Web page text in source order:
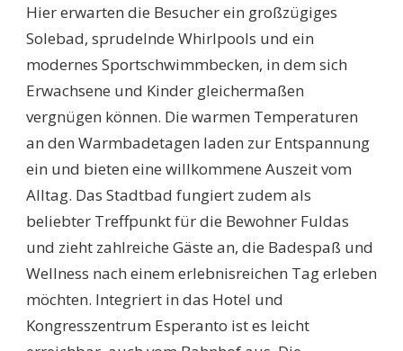
Hier erwarten die Besucher ein großzügiges
Solebad, sprudelnde Whirlpools und ein
modernes Sportschwimmbecken, in dem sich
Erwachsene und Kinder gleichermaßen
vergnügen können. Die warmen Temperaturen
an den Warmbadetagen laden zur Entspannung
ein und bieten eine willkommene Auszeit vom
Alltag. Das Stadtbad fungiert zudem als
beliebter Treffpunkt für die Bewohner Fuldas
und zieht zahlreiche Gäste an, die Badespaß und
Wellness nach einem erlebnisreichen Tag erleben
möchten. Integriert in das Hotel und
Kongresszentrum Esperanto ist es leicht